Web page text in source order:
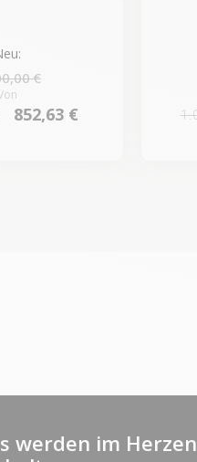
€
852,63 €
werden im